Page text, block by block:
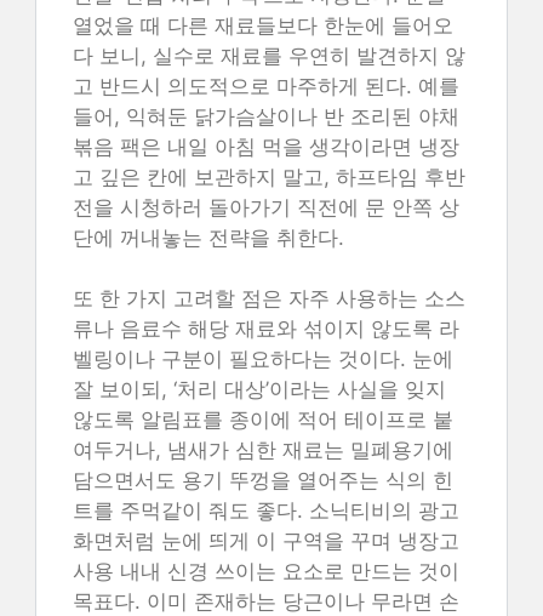
열었을 때 다른 재료들보다 한눈에 들어오
다 보니, 실수로 재료를 우연히 발견하지 않
고 반드시 의도적으로 마주하게 된다. 예를
들어, 익혀둔 닭가슴살이나 반 조리된 야채
볶음 팩은 내일 아침 먹을 생각이라면 냉장
고 깊은 칸에 보관하지 말고, 하프타임 후반
전을 시청하러 돌아가기 직전에 문 안쪽 상
단에 꺼내놓는 전략을 취한다.
또 한 가지 고려할 점은 자주 사용하는 소스
류나 음료수 해당 재료와 섞이지 않도록 라
벨링이나 구분이 필요하다는 것이다. 눈에
잘 보이되, ‘처리 대상’이라는 사실을 잊지
않도록 알림표를 종이에 적어 테이프로 붙
여두거나, 냄새가 심한 재료는 밀폐용기에
담으면서도 용기 뚜껑을 열어주는 식의 힌
트를 주먹같이 줘도 좋다. 소닉티비의 광고
화면처럼 눈에 띄게 이 구역을 꾸며 냉장고
사용 내내 신경 쓰이는 요소로 만드는 것이
목표다. 이미 존재하는 당근이나 무라면 손